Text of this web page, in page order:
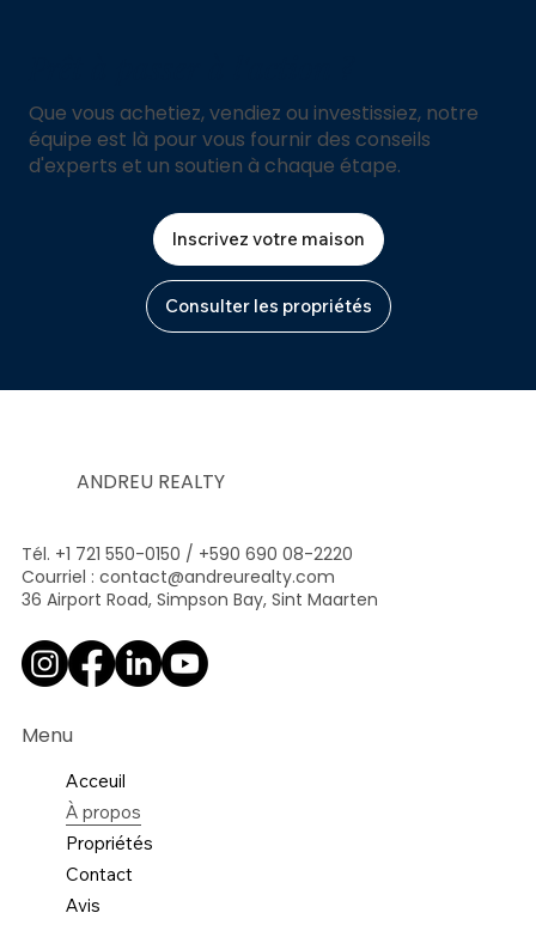
Que vous achetiez, vendiez ou investissiez, notre
équipe est là pour vous fournir des conseils
d'experts et un soutien à chaque étape.
Inscrivez votre maison
Consulter les propriétés
ANDREU REALTY
Tél. +1 721 550-0150 / +590 690 08-2220
Courriel : contact@andreurealty.com
36 Airport Road, Simpson Bay, Sint Maarten
Menu
Acceuil
À propos
Propriétés
Contact
Avis